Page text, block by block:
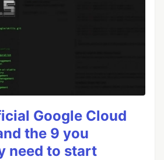
Google Cloud
the 9 you
need to start